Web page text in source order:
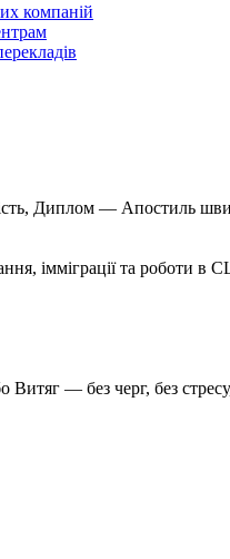
компаній
Диплом — Апостиль
імміграції та роботи в
— без черг, без стресу,